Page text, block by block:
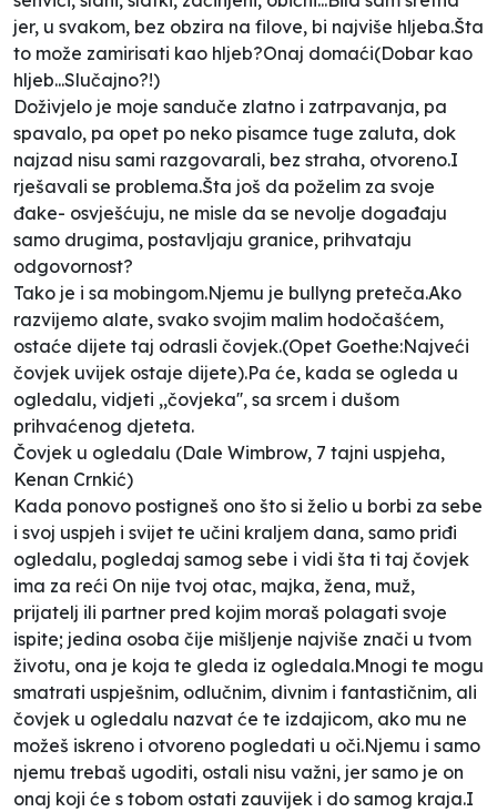
jer, u svakom, bez obzira na filove, bi najviše hljeba.Šta
to može zamirisati kao hljeb?Onaj domaći(Dobar kao
hljeb...Slučajno?!)
Doživjelo je moje sanduče zlatno i zatrpavanja, pa
spavalo, pa opet po neko pisamce tuge zaluta, dok
najzad nisu sami razgovarali, bez straha, otvoreno.I
rješavali se problema.Šta još da poželim za svoje
đake- osvješćuju, ne misle da se nevolje događaju
samo drugima, postavljaju granice, prihvataju
odgovornost?
Tako je i sa mobingom.Njemu je bullyng preteča.Ako
razvijemo alate, svako svojim malim hodočašćem,
ostaće dijete taj odrasli čovjek.(Opet Goethe:Najveći
čovjek uvijek ostaje dijete).Pa će, kada se ogleda u
ogledalu, vidjeti ,,čovjeka'', sa srcem i dušom
prihvaćenog djeteta.
Čovjek u ogledalu (Dale Wimbrow, 7 tajni uspjeha,
Kenan Crnkić)
Kada ponovo postigneš ono što si želio u borbi za sebe
i svoj uspjeh i svijet te učini kraljem dana, samo priđi
ogledalu, pogledaj samog sebe i vidi šta ti taj čovjek
ima za reći On nije tvoj otac, majka, žena, muž,
prijatelj ili partner pred kojim moraš polagati svoje
ispite; jedina osoba čije mišljenje najviše znači u tvom
životu, ona je koja te gleda iz ogledala.Mnogi te mogu
smatrati uspješnim, odlučnim, divnim i fantastičnim, ali
čovjek u ogledalu nazvat će te izdajicom, ako mu ne
možeš iskreno i otvoreno pogledati u oči.Njemu i samo
njemu trebaš ugoditi, ostali nisu važni, jer samo je on
onaj koji će s tobom ostati zauvijek i do samog kraja.I